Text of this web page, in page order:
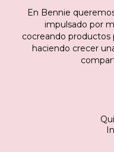
En Bennie
impulsado por
cocreando productos
haciendo crecer